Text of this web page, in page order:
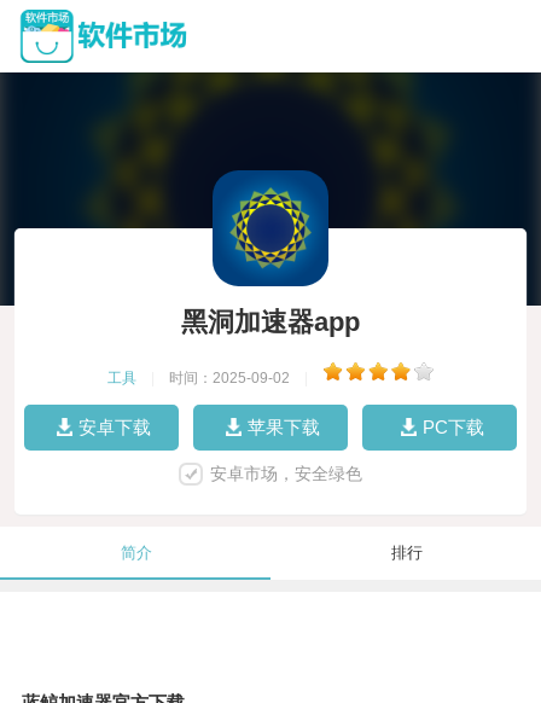
黑洞加速器app
工具 时间：2025-09-02
安卓下载 苹果下载 PC下载
安卓市场，安全绿色
简介 排行